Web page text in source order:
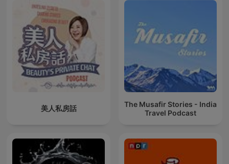
美人私房話
The Musafir Stories - India
Travel Podcast